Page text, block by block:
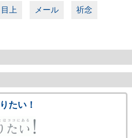
目上 メール 祈念
たい！